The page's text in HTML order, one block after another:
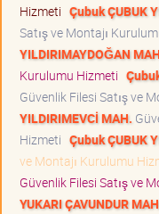
Hizmeti Çubuk ÇUBUK
Satış ve Montajı
YILDIRIMAYDOĞAN
Kurulumu Hizmeti
Güvenlik Filesi Satış ve
YILDIRIMEVCİ MAH.
Hizmeti Çubuk ÇUBUK
ve Montajı Kurulumu
Güvenlik Filesi Satış ve
YUKARI ÇAVUNDUR